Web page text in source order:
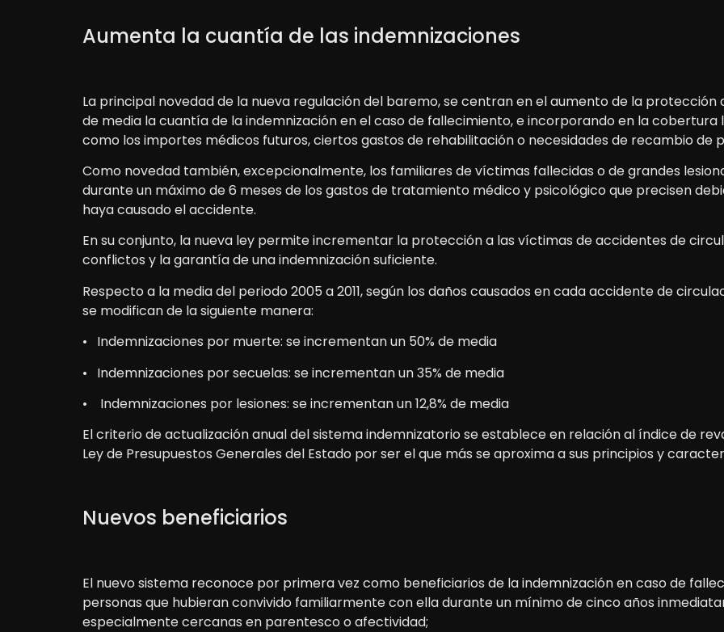
Aumenta la cuantía de las indemnizaciones
La principal novedad de la nueva regulación del baremo, se centran en el aumento de la protección
de media la cuantía de la indemnización en el caso de fallecimiento, e incorporando en la cobertura
como los importes médicos futuros, ciertos gastos de rehabilitación o necesidades de recambio de
Como novedad también, excepcionalmente, los familiares de víctimas fallecidas o de grandes
durante un máximo de 6 meses de los gastos de tratamiento médico y psicológico que precisen
haya causado el accidente.
En su conjunto, la nueva ley permite incrementar la protección a las víctimas de accidentes de
conflictos y la garantía de una indemnización suficiente.
Respecto a la media del periodo 2005 a 2011, según los daños causados en cada accidente de
se modifican de la siguiente manera:
• Indemnizaciones por muerte: se incrementan un 50% de media
• Indemnizaciones por secuelas: se incrementan un 35% de media
• Indemnizaciones por lesiones: se incrementan un 12,8% de media
El criterio de actualización anual del sistema indemnizatorio se establece en relación al índice de
Ley de Presupuestos Generales del Estado por ser el que más se aproxima a sus principios y
Nuevos beneficiarios
El nuevo sistema reconoce por primera vez como beneficiarios de la indemnización en caso de
personas que hubieran convivido familiarmente con ella durante un mínimo de cinco años
especialmente cercanas en parentesco o afectividad;